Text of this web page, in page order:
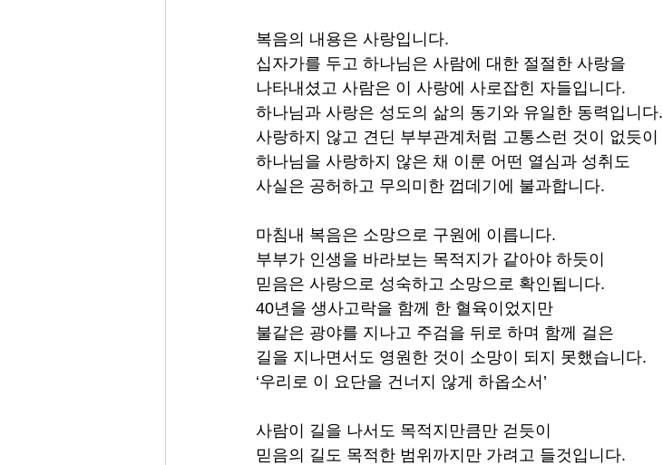
복음의 내용은 사랑입니다.
십자가를 두고 하나님은 사람에 대한 절절한 사랑을
나타내셨고 사람은 이 사랑에 사로잡힌 자들입니다.
하나님과 사랑은 성도의 삶의 동기와 유일한 동력입니다.
사랑하지 않고 견딘 부부관계처럼 고통스런 것이 없듯이
하나님을 사랑하지 않은 채 이룬 어떤 열심과 성취도
사실은 공허하고 무의미한 껍데기에 불과합니다.
마침내 복음은 소망으로 구원에 이릅니다.
부부가 인생을 바라보는 목적지가 같아야 하듯이
믿음은 사랑으로 성숙하고 소망으로 확인됩니다.
40년을 생사고락을 함께 한 혈육이었지만
불같은 광야를 지나고 주검을 뒤로 하며 함께 걸은
길을 지나면서도 영원한 것이 소망이 되지 못했습니다.
‘우리로 이 요단을 건너지 않게 하옵소서’
사람이 길을 나서도 목적지만큼만 걷듯이
믿음의 길도 목적한 범위까지만 가려고 들것입니다.